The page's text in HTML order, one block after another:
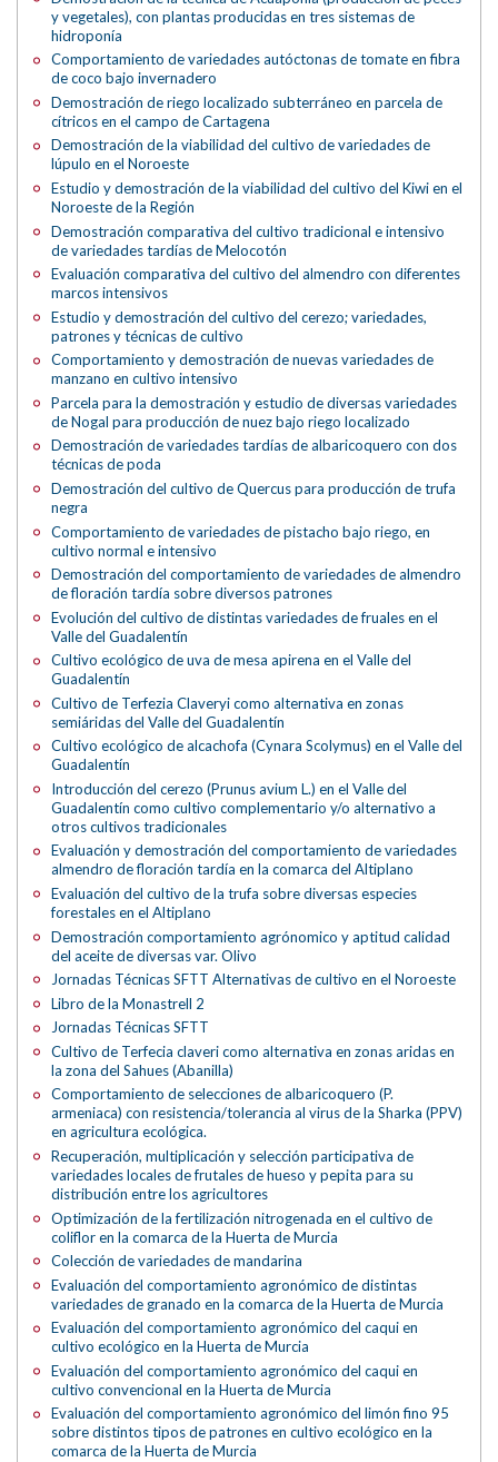
y vegetales), con plantas producidas en tres sistemas de
hidroponía
Comportamiento de variedades autóctonas de tomate en fibra
de coco bajo invernadero
Demostración de riego localizado subterráneo en parcela de
cítricos en el campo de Cartagena
Demostración de la viabilidad del cultivo de variedades de
lúpulo en el Noroeste
Estudio y demostración de la viabilidad del cultivo del Kiwi en el
Noroeste de la Región
Demostración comparativa del cultivo tradicional e intensivo
de variedades tardías de Melocotón
Evaluación comparativa del cultivo del almendro con diferentes
marcos intensivos
Estudio y demostración del cultivo del cerezo; variedades,
patrones y técnicas de cultivo
Comportamiento y demostración de nuevas variedades de
manzano en cultivo intensivo
Parcela para la demostración y estudio de diversas variedades
de Nogal para producción de nuez bajo riego localizado
Demostración de variedades tardías de albaricoquero con dos
técnicas de poda
Demostración del cultivo de Quercus para producción de trufa
negra
Comportamiento de variedades de pistacho bajo riego, en
cultivo normal e intensivo
Demostración del comportamiento de variedades de almendro
de floración tardía sobre diversos patrones
Evolución del cultivo de distintas variedades de fruales en el
Valle del Guadalentín
Cultivo ecológico de uva de mesa apirena en el Valle del
Guadalentín
Cultivo de Terfezia Claveryi como alternativa en zonas
semiáridas del Valle del Guadalentín
Cultivo ecológico de alcachofa (Cynara Scolymus) en el Valle del
Guadalentín
Introducción del cerezo (Prunus avium L.) en el Valle del
Guadalentín como cultivo complementario y/o alternativo a
otros cultivos tradicionales
Evaluación y demostración del comportamiento de variedades
almendro de floración tardía en la comarca del Altiplano
Evaluación del cultivo de la trufa sobre diversas especies
forestales en el Altiplano
Demostración comportamiento agrónomico y aptitud calidad
del aceite de diversas var. Olivo
Jornadas Técnicas SFTT Alternativas de cultivo en el Noroeste
Libro de la Monastrell 2
Jornadas Técnicas SFTT
Cultivo de Terfecia claveri como alternativa en zonas aridas en
la zona del Sahues (Abanilla)
Comportamiento de selecciones de albaricoquero (P.
armeniaca) con resistencia/tolerancia al virus de la Sharka (PPV)
en agricultura ecológica.
Recuperación, multiplicación y selección participativa de
variedades locales de frutales de hueso y pepita para su
distribución entre los agricultores
Optimización de la fertilización nitrogenada en el cultivo de
coliflor en la comarca de la Huerta de Murcia
Colección de variedades de mandarina
Evaluación del comportamiento agronómico de distintas
variedades de granado en la comarca de la Huerta de Murcia
Evaluación del comportamiento agronómico del caqui en
cultivo ecológico en la Huerta de Murcia
Evaluación del comportamiento agronómico del caqui en
cultivo convencional en la Huerta de Murcia
Evaluación del comportamiento agronómico del limón fino 95
sobre distintos tipos de patrones en cultivo ecológico en la
comarca de la Huerta de Murcia